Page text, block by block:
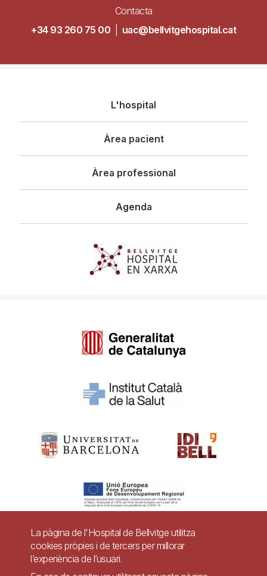
Contacta
+34 93 260 75 00
uac@bellvitgehospital.cat
principal
L'hospital
Àrea pacient
Àrea professional
Agenda
Pie
Contacte
La pàgina de l'Hospital de Bellvitge utilitza
cookies pròpies i de tercers per millorar
l’experiència de l’usuari.